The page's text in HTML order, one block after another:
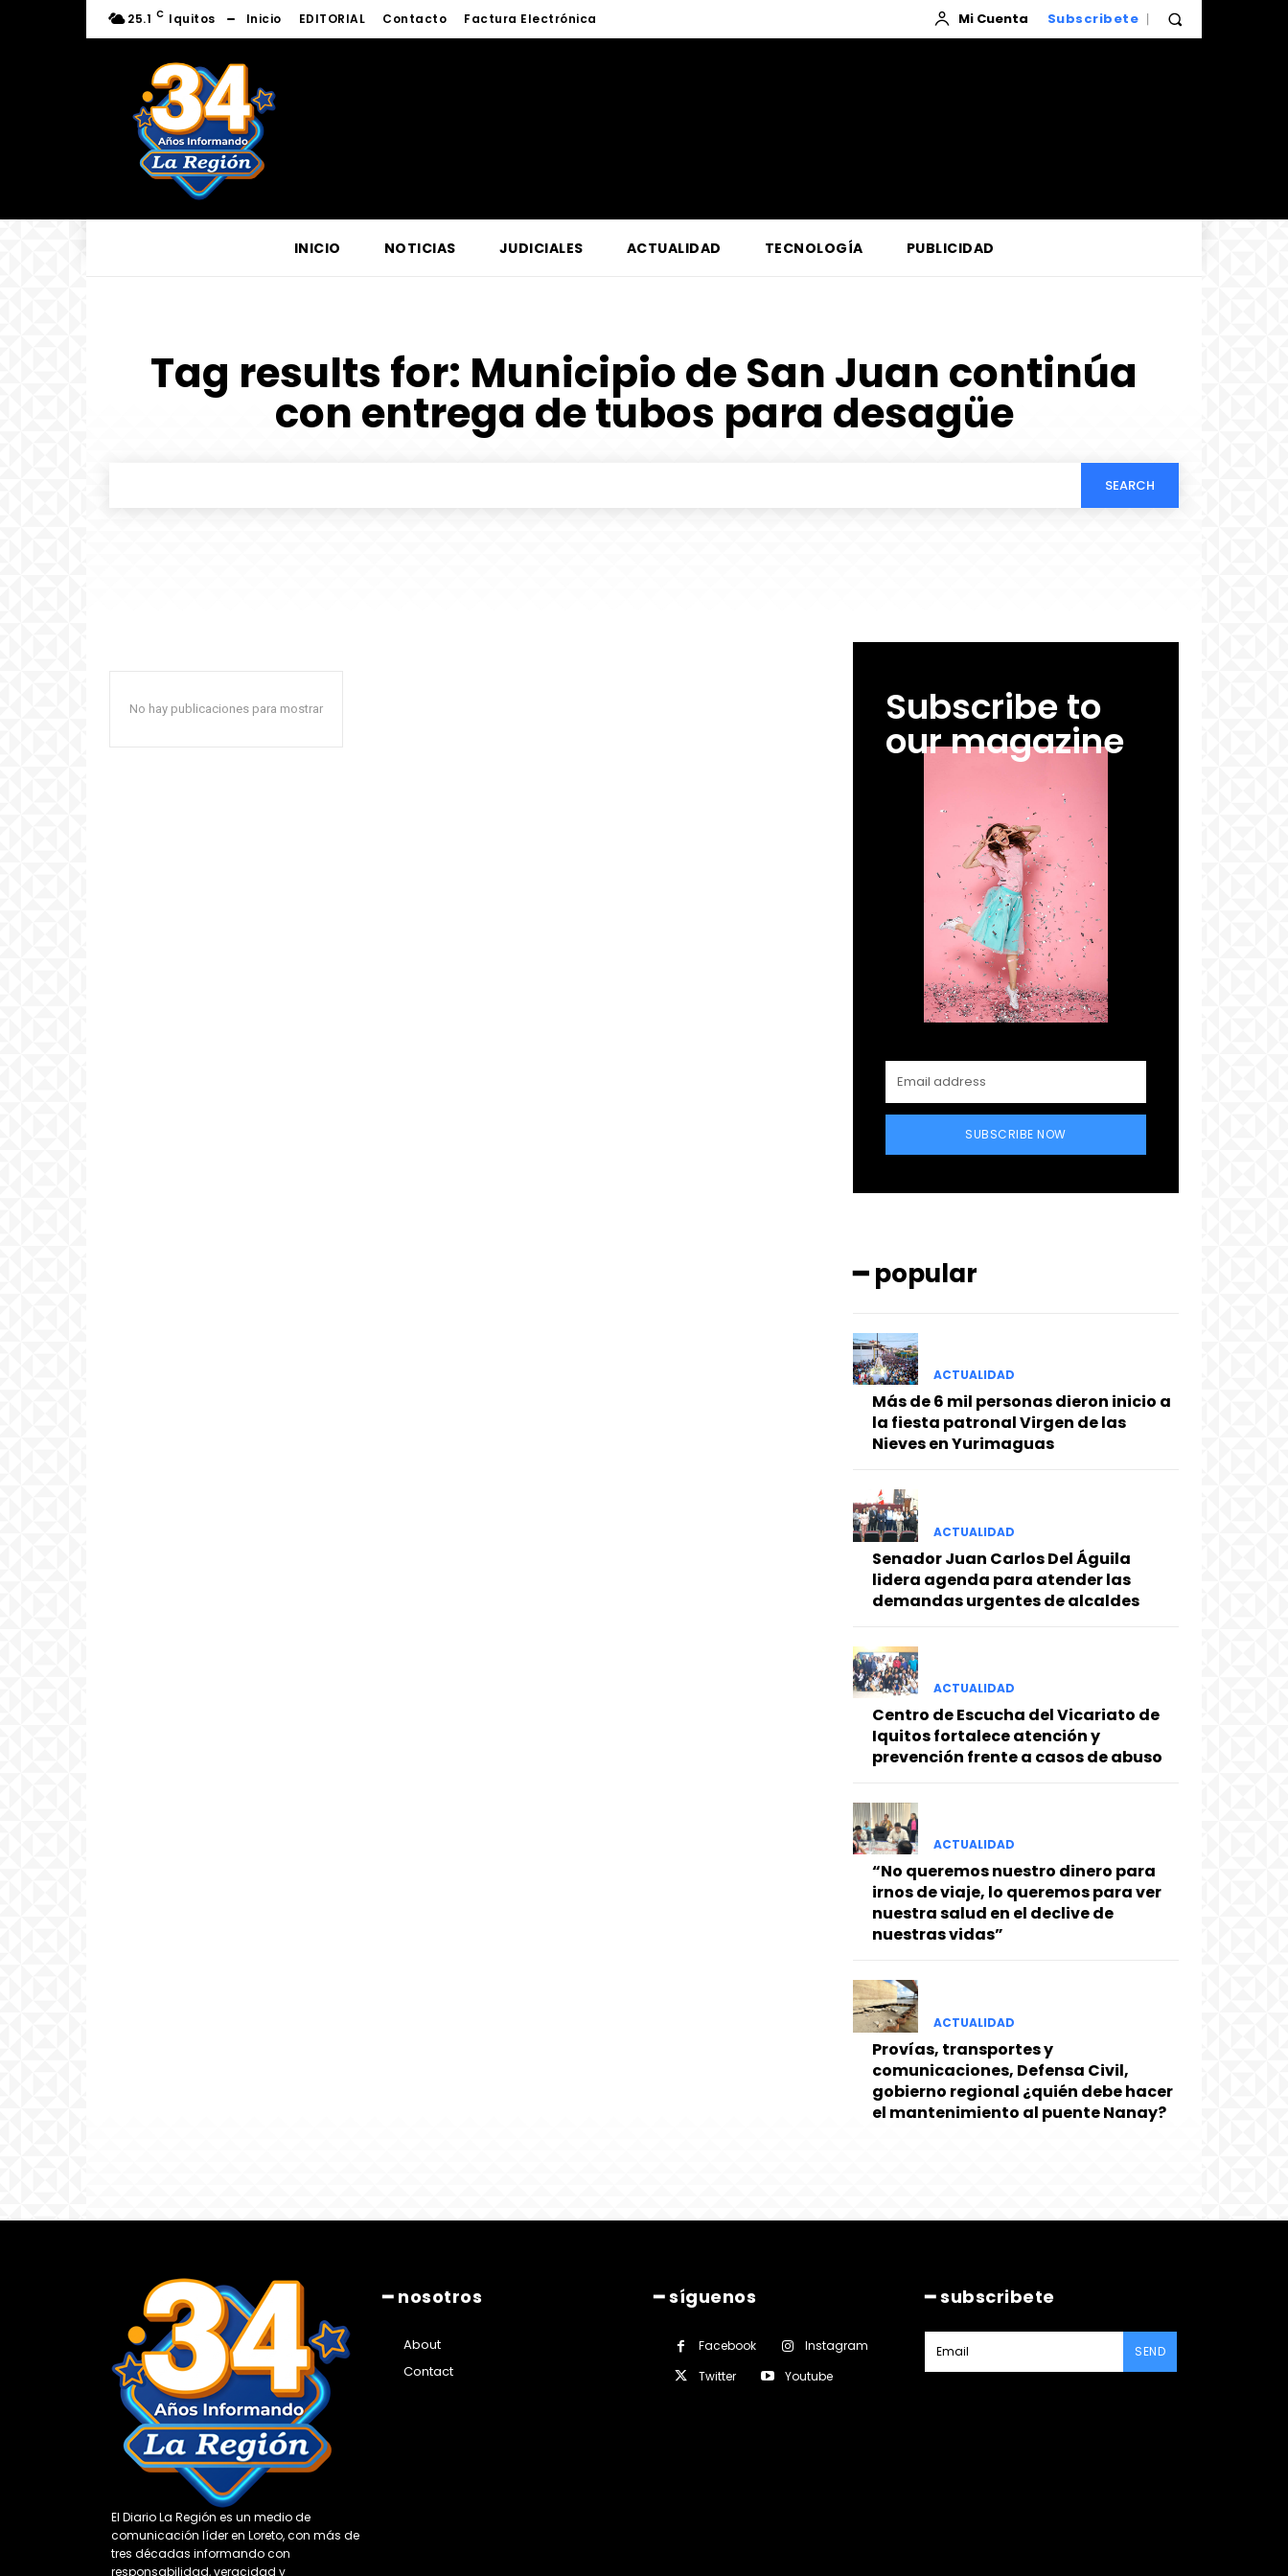
25.1 C Iquitos Inicio EDITORIAL Contacto Factura Electrónica Mi Cuenta Subscribete
INICIO NOTICIAS JUDICIALES ACTUALIDAD TECNOLOGÍA PUBLICIDAD
Tag results for: Municipio de San Juan continúa
con entrega de tubos para desagüe
SEARCH
No hay publicaciones para mostrar Subscribe to
our magazine
SUBSCRIBE NOW
━ popular
ACTUALIDAD
Más de 6 mil personas dieron inicio a
la fiesta patronal Virgen de las
Nieves en Yurimaguas
ACTUALIDAD
Senador Juan Carlos Del Águila
lidera agenda para atender las
demandas urgentes de alcaldes
ACTUALIDAD
Centro de Escucha del Vicariato de
Iquitos fortalece atención y
prevención frente a casos de abuso
ACTUALIDAD
“No queremos nuestro dinero para
irnos de viaje, lo queremos para ver
nuestra salud en el declive de
nuestras vidas”
ACTUALIDAD
Provías, transportes y
comunicaciones, Defensa Civil,
gobierno regional ¿quién debe hacer
el mantenimiento al puente Nanay?
El Diario La Región es un medio de
comunicación líder en Loreto, con más de
tres décadas informando con
responsabilidad, veracidad y
━ nosotros
About
Contact
━ síguenos
Facebook
Instagram
Twitter
Youtube
━ subscribete
SEND